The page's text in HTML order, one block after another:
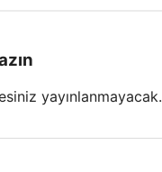
yayınlanmayacak.